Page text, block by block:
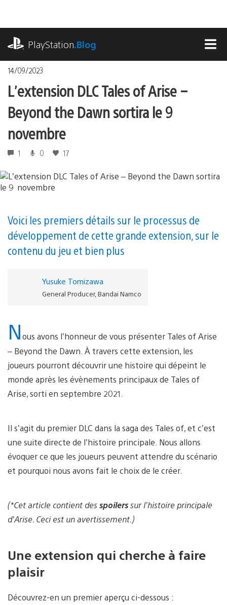
contenu
PlayStation.Blog
14/09/2023
L’extension DLC Tales of Arise –
Beyond the Dawn sortira le 9
novembre
1 0 17
Voici les premiers détails sur le processus de
développement de cette grande extension, sur le
contenu du jeu et bien plus
Yusuke Tomizawa
General Producer, Bandai Namco
Nous avons l’honneur de vous présenter Tales of Arise
– Beyond the Dawn. À travers cette extension, les
joueurs pourront découvrir une histoire qui dépeint le
monde après les évènements principaux de Tales of
Arise, sorti en septembre 2021.
Il s’agit du premier DLC dans la saga des Tales of, et c’est
une suite directe de l’histoire principale. Nous allons
évoquer ce que les joueurs peuvent attendre du scénario
et pourquoi nous avons fait le choix de le créer.
(*Cet article contient desspoilerssur l’histoire principale
d’Arise. Ceci est un avertissement.)
Une extension qui cherche à faire
plaisir
Découvrez-en un premier aperçu ci-dessous :